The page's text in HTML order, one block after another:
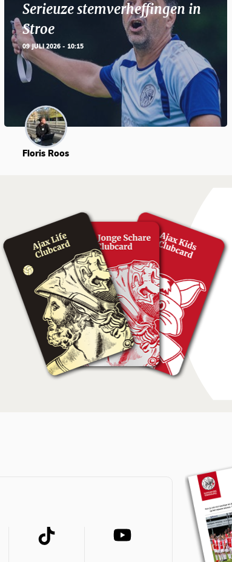
Serieuze stemverheffingen in
Stroe
09 JULI 2026 - 10:15
Floris Roos